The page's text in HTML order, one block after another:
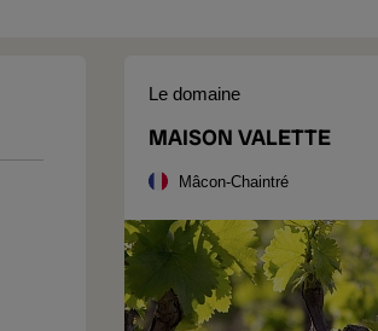
Le domaine
MAISON VALETTE
Mâcon-Chaintré